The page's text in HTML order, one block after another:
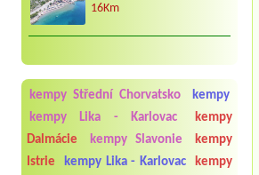
16Km
kempy Střední Chorvatsko
kempy
kempy Lika - Karlovac
kempy
Dalmácie
kempy Slavonie
kempy
Istrie
kempy Lika - Karlovac
kempy